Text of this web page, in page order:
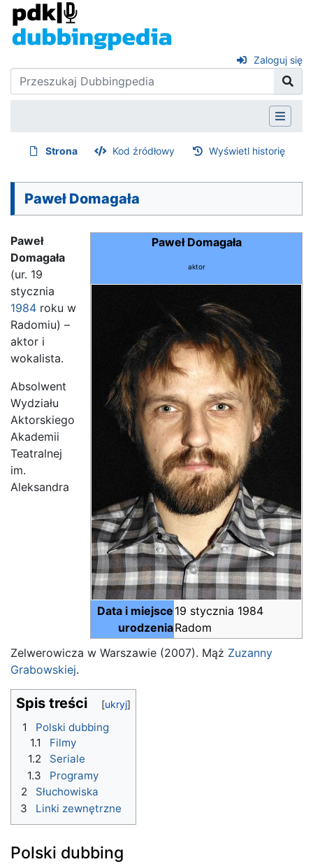
Zaloguj się
Strona Kod źródłowy Wyświetl historię
Paweł Domagała
Paweł Domagała
aktor
Data i miejsce
urodzenia
19 stycznia 1984
Radom
Paweł
Domagała
(ur. 19
stycznia
1984 roku w
Radomiu) –
aktor i
wokalista.
Absolwent
Wydziału
Aktorskiego
Akademii
Teatralnej
im.
Aleksandra
Zelwerowicza w Warszawie (2007). Mąż Zuzanny
Grabowskiej.
Spis treści
1
Polski dubbing
1.1
Filmy
1.2
Seriale
1.3
Programy
2
Słuchowiska
3
Linki zewnętrzne
Polski dubbing